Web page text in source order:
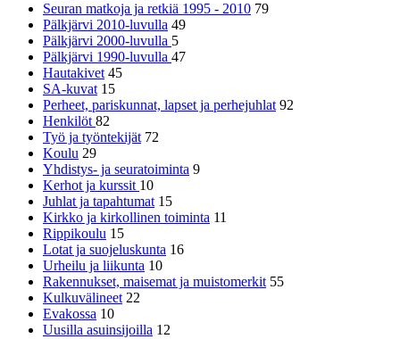
Seuran matkoja ja retkiä 1995 - 2010 79
Pälkjärvi 2010-luvulla 49
Pälkjärvi 2000-luvulla 5
Pälkjärvi 1990-luvulla 47
Hautakivet 45
SA-kuvat 15
Perheet, pariskunnat, lapset ja perhejuhlat 92
Henkilöt82
Työ ja työntekijät 72
Koulu 29
Yhdistys- ja seuratoiminta 9
Kerhot ja kurssit 10
Juhlat ja tapahtumat 15
Kirkko ja kirkollinen toiminta 11
Rippikoulu 15
Lotat ja suojeluskunta 16
Urheilu ja liikunta 10
Rakennukset, maisemat ja muistomerkit 55
Kulkuvälineet 22
Evakossa 10
Uusilla asuinsijoilla 12